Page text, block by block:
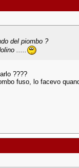
del piombo ?
.....
????
fuso, lo facevo